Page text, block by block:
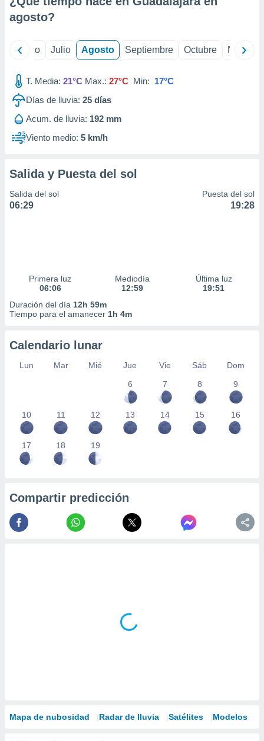
e
publicidad
publicidad
de
agosto?
Junio Julio Agosto Septiembre Octubre
T. Media: 21°C Max.: 27°C Min: 17°C
Días de lluvia: 25 días
Acum. de lluvia: 192 mm
Viento medio: 5 km/h
Salida y Puesta del sol
Salida del sol
06:29
Puesta del sol
19:28
Primera luz
06:06
Mediodía
12:59
Última luz
19:51
Duración del día 12h 59m
Tiempo para el amanecer 1h 4m
Calendario lunar
Lun Mar Mié Jue Vie Sáb
Dom
6
7 8 9
10 11 12 13 14 15 16
17 18 19
Compartir predicción
Mapa de nubosidad Radar de lluvia Satélites Modelos